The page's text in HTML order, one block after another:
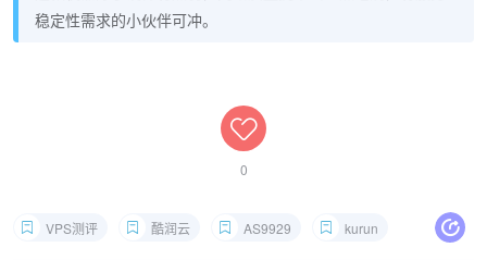
稳定性需求的小伙伴可冲。
0
VPS测评 酷润云 AS9929 kurun